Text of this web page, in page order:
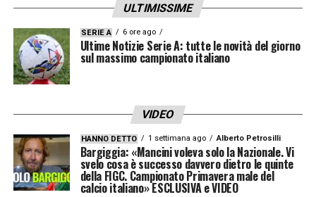
ULTIMISSIME
SERIE A 6 ore ago
Ultime Notizie Serie A: tutte le novità del giorno
sul massimo campionato italiano
VIDEO
HANNO DETTO 1 settimana ago Alberto Petrosilli
Bargiggia: «Mancini voleva solo la Nazionale. Vi
svelo cosa è successo davvero dietro le quinte
della FIGC. Campionato Primavera male del
calcio italiano» ESCLUSIVA e VIDEO